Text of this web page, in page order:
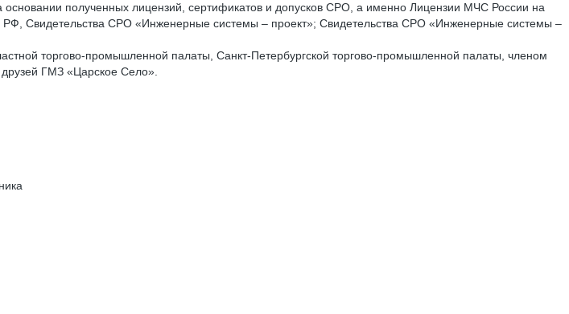
основании полученных лицензий, сертификатов и допусков СРО, а именно Лицензии МЧС России на
РФ, Свидетельства СРО «Инженерные системы – проект»; Свидетельства СРО «Инженерные системы –
торгово-промышленной палаты, Санкт-Петербургской торгово-промышленной палаты, членом
ГМЗ «Царское Село».